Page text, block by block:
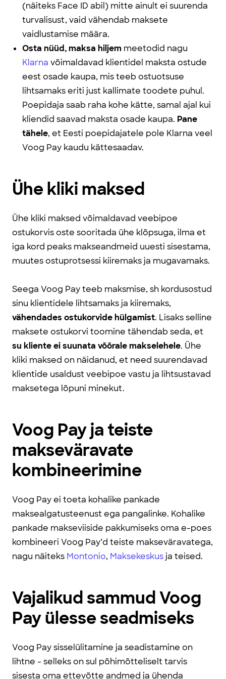
(näiteks Face ID abil) mitte ainult ei suurenda
turvalisust, vaid vähendab maksete
vaidlustamise määra.
Osta nüüd, maksa hiljem meetodid nagu
Klarna võimaldavad klientidel maksta ostude
eest osade kaupa, mis teeb ostuotsuse
lihtsamaks eriti just kallimate toodete puhul.
Poepidaja saab raha kohe kätte, samal ajal kui
kliendid saavad maksta osade kaupa. Pane
tähele, et Eesti poepidajatele pole Klarna veel
Voog Pay kaudu kättesaadav.
Ühe kliki maksed
Ühe kliki maksed võimaldavad veebipoe
ostukorvis oste sooritada ühe klõpsuga, ilma et
iga kord peaks makseandmeid uuesti sisestama,
muutes ostuprotsessi kiiremaks ja mugavamaks.
Seega Voog Pay teeb maksmise, sh kordusostud
sinu klientidele lihtsamaks ja kiiremaks,
vähendades ostukorvide hülgamist. Lisaks selline
maksete ostukorvi toomine tähendab seda, et
su kliente ei suunata võõrale makselehele. Ühe
kliki maksed on näidanud, et need suurendavad
klientide usaldust veebipoe vastu ja lihtsustavad
maksetega lõpuni minekut.
Voog Pay ja teiste
makseväravate
kombineerimine
Voog Pay ei toeta kohalike pankade
maksealgatusteenust ega pangalinke. Kohalike
pankade makseviiside pakkumiseks oma e-poes
kombineeri Voog Pay’d teiste makseväravatega,
nagu näiteks Montonio, Maksekeskusja teised.
Vajalikud sammud Voog
Pay ülesse seadmiseks
Voog Pay sisselülitamine ja seadistamine on
lihtne - selleks on sul põhimõtteliselt tarvis
sisesta oma ettevõtte andmed ja ühenda